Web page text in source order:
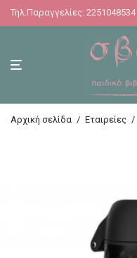
Τηλ.Παραγγελίες:
Αρχική σελίδα / Εταιρείες /